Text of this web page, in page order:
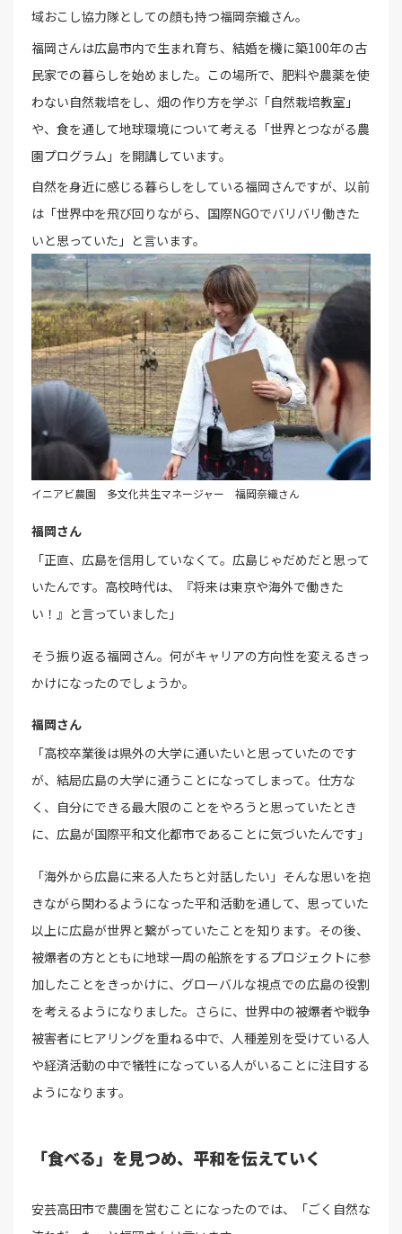
イニアビ農園 多文化共生マネージャー 福岡奈織さん
域おこし協力隊としての顔も持つ福岡奈織さん。
福岡さんは広島市内で生まれ育ち、結婚を機に築100年の古
民家での暮らしを始めました。この場所で、肥料や農薬を使
わない自然栽培をし、畑の作り方を学ぶ「自然栽培教室」
や、食を通して地球環境について考える「世界とつながる農
園プログラム」を開講しています。
自然を身近に感じる暮らしをしている福岡さんですが、以前
は「世界中を飛び回りながら、国際NGOでバリバリ働きた
いと思っていた」と言います。
福岡さん
「正直、広島を信用していなくて。広島じゃだめだと思って
いたんです。高校時代は、『将来は東京や海外で働きた
い！』と言っていました」
そう振り返る福岡さん。何がキャリアの方向性を変えるきっ
かけになったのでしょうか。
福岡さん
「高校卒業後は県外の大学に通いたいと思っていたのです
が、結局広島の大学に通うことになってしまって。仕方な
く、自分にできる最大限のことをやろうと思っていたとき
に、広島が国際平和文化都市であることに気づいたんです」
「海外から広島に来る人たちと対話したい」そんな思いを抱
きながら関わるようになった平和活動を通して、思っていた
以上に広島が世界と繋がっていたことを知ります。その後、
被爆者の方とともに地球一周の船旅をするプロジェクトに参
加したことをきっかけに、グローバルな視点での広島の役割
を考えるようになりました。さらに、世界中の被爆者や戦争
被害者にヒアリングを重ねる中で、人種差別を受けている人
や経済活動の中で犠牲になっている人がいることに注目する
ようになります。
「食べる」を見つめ、平和を伝えていく
安芸高田市で農園を営むことになったのでは、「ごく自然な